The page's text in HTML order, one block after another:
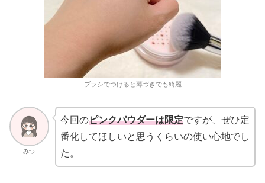
ブラシでつけると薄づきでも綺麗
みつ
今回のピンクパウダーは限定ですが、ぜひ定
番化してほしいと思うくらいの使い心地でし
た。